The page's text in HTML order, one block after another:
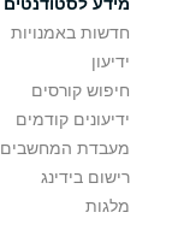
חדשות באמנויות
ידיעון
חיפוש קורסים
ידיעונים קודמים
מעבדת המחשבים
רישום בידינג
מלגות